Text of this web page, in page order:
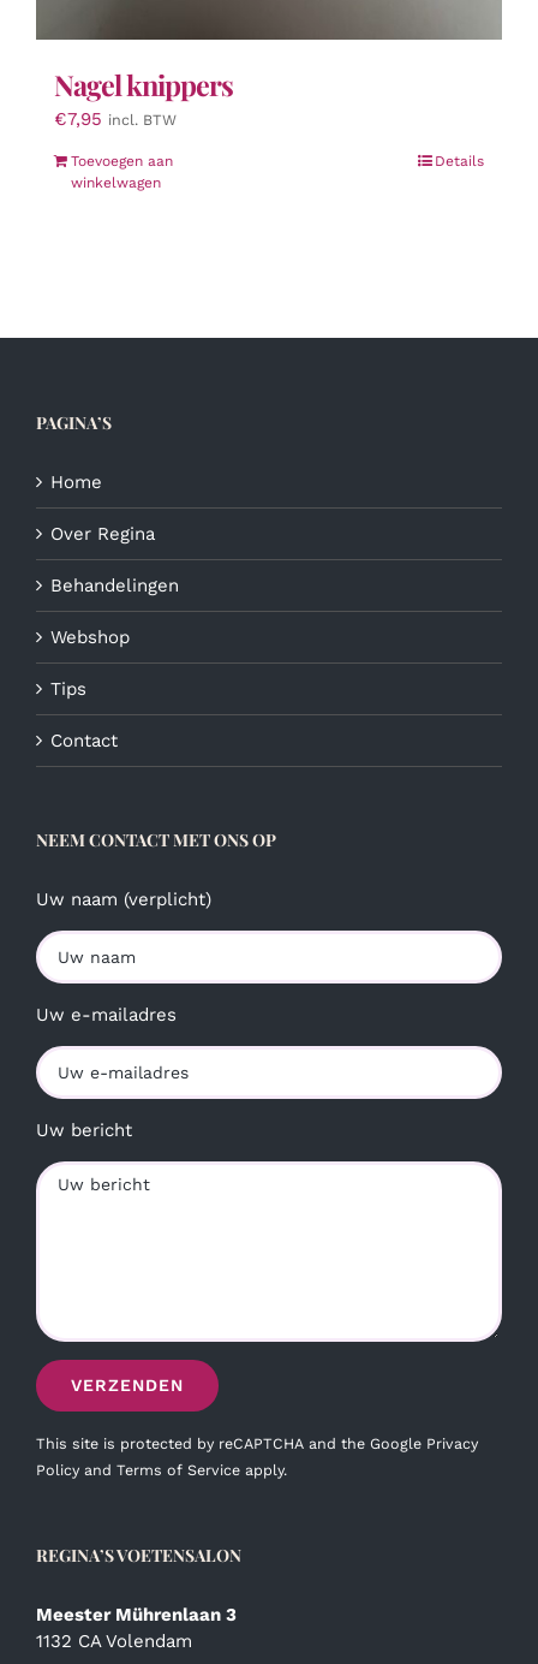
Nagel knippers
€7,95 incl. BTW
Toevoegen aan
winkelwagen
Details
PAGINA’S
Home
Over Regina
Behandelingen
Webshop
Tips
Contact
NEEM CONTACT MET ONS OP
Uw naam (verplicht)
Uw e-mailadres
Uw bericht
This site is protected by reCAPTCHA and the Google Privacy
Policy and Terms of Service apply.
REGINA’S VOETENSALON
Meester Mührenlaan 3
1132 CA Volendam